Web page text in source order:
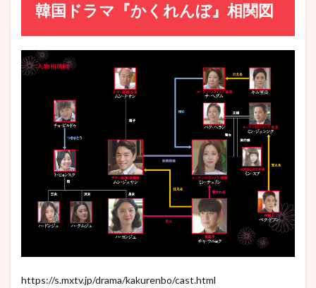
韓国ドラマ『かくれんぼ』相関図
https://s.mxtv.jp/drama/kakurenbo/cast.html